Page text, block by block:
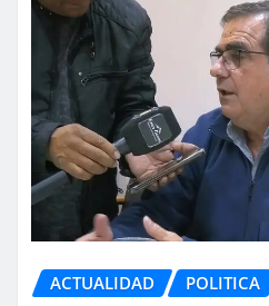
ACTUALIDAD POLITICA